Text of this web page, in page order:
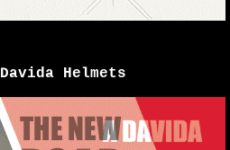
Davida Helmets